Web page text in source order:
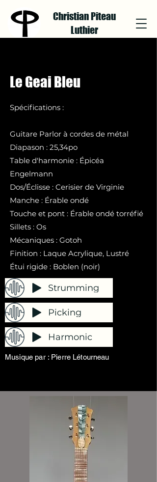
Christian Piteau
Luthier
Le Geai Bleu
Spécifications :
Guitare Parlor à cordes de métal
Diapason : 25,34po
Table d'harmonie : Épicéa
Engelmann
Dos/Éclisse : Cerisier de Virginie
Manche : Érable ondé
Touche et pont : Érable ondé torréfié
Sillets : Os
Mécaniques : Gotoh
Finition : Laque Acrylique, Lustré
Étui rigide : Boblen (noir)
Strumming
Picking
Harmonic
Musique par : Pierre Létourneau